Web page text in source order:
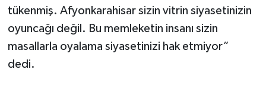
tükenmiş. Afyonkarahisar sizin vitrin siyasetinizin
oyuncağı değil. Bu memleketin insanı sizin
masallarla oyalama siyasetinizi hak etmiyor”
dedi.